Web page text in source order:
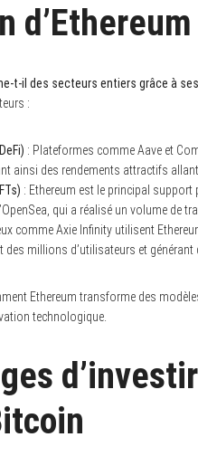
d’Ethereum
t-il des secteurs entiers grâce à
:
: Plateformes comme Aave et
ainsi des rendements attractifs
: Ethereum est le principal
qui a réalisé un volume de
comme Axie Infinity utilisent
millions d’utilisateurs et
Ethereum transforme des
technologique.